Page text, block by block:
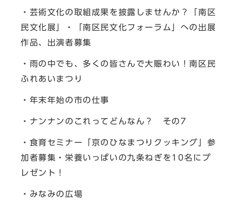
・芸術文化の取組成果を披露しませんか？「南区
民文化展」・「南区民文化フォーラム」への出展
作品、出演者募集
・雨の中でも、多くの皆さんで大賑わい！南区民
ふれあいまつり
・年末年始の市の仕事
・ナンナンのこれってどんなん？ その7
・食育セミナー「京のひなまつりクッキング」参
加者募集・栄養いっぱいの九条ねぎを10名にプ
レゼント！
・みなみの広場